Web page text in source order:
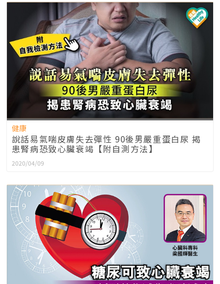
健康
說話易氣喘皮膚失去彈性 90後男嚴重蛋白尿 揭
患腎病恐致心臟衰竭【附自測方法】
2020/04/09